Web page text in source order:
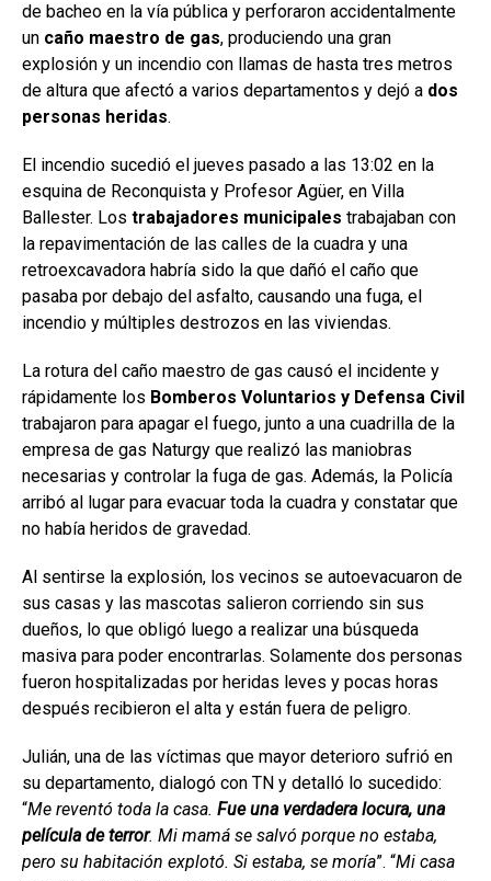
de bacheo en la vía pública y perforaron accidentalmente
un caño maestro de gas, produciendo una gran
explosión y un incendio con llamas de hasta tres metros
de altura que afectó a varios departamentos y dejó a dos
personas heridas.
El incendio sucedió el jueves pasado a las 13:02 en la
esquina de Reconquista y Profesor Agüer, en Villa
Ballester. Los trabajadores municipales trabajaban con
la repavimentación de las calles de la cuadra y una
retroexcavadora habría sido la que dañó el caño que
pasaba por debajo del asfalto, causando una fuga, el
incendio y múltiples destrozos en las viviendas.
La rotura del caño maestro de gas causó el incidente y
rápidamente los Bomberos Voluntarios y Defensa Civil
trabajaron para apagar el fuego, junto a una cuadrilla de la
empresa de gas Naturgy que realizó las maniobras
necesarias y controlar la fuga de gas. Además, la Policía
arribó al lugar para evacuar toda la cuadra y constatar que
no había heridos de gravedad.
Al sentirse la explosión, los vecinos se autoevacuaron de
sus casas y las mascotas salieron corriendo sin sus
dueños, lo que obligó luego a realizar una búsqueda
masiva para poder encontrarlas. Solamente dos personas
fueron hospitalizadas por heridas leves y pocas horas
después recibieron el alta y están fuera de peligro.
Julián, una de las víctimas que mayor deterioro sufrió en
su departamento, dialogó con TN y detalló lo sucedido:
“Me reventó toda la casa. Fue una verdadera locura, una
película de terror. Mi mamá se salvó porque no estaba,
pero su habitación explotó. Si estaba, se moría”. “Mi casa